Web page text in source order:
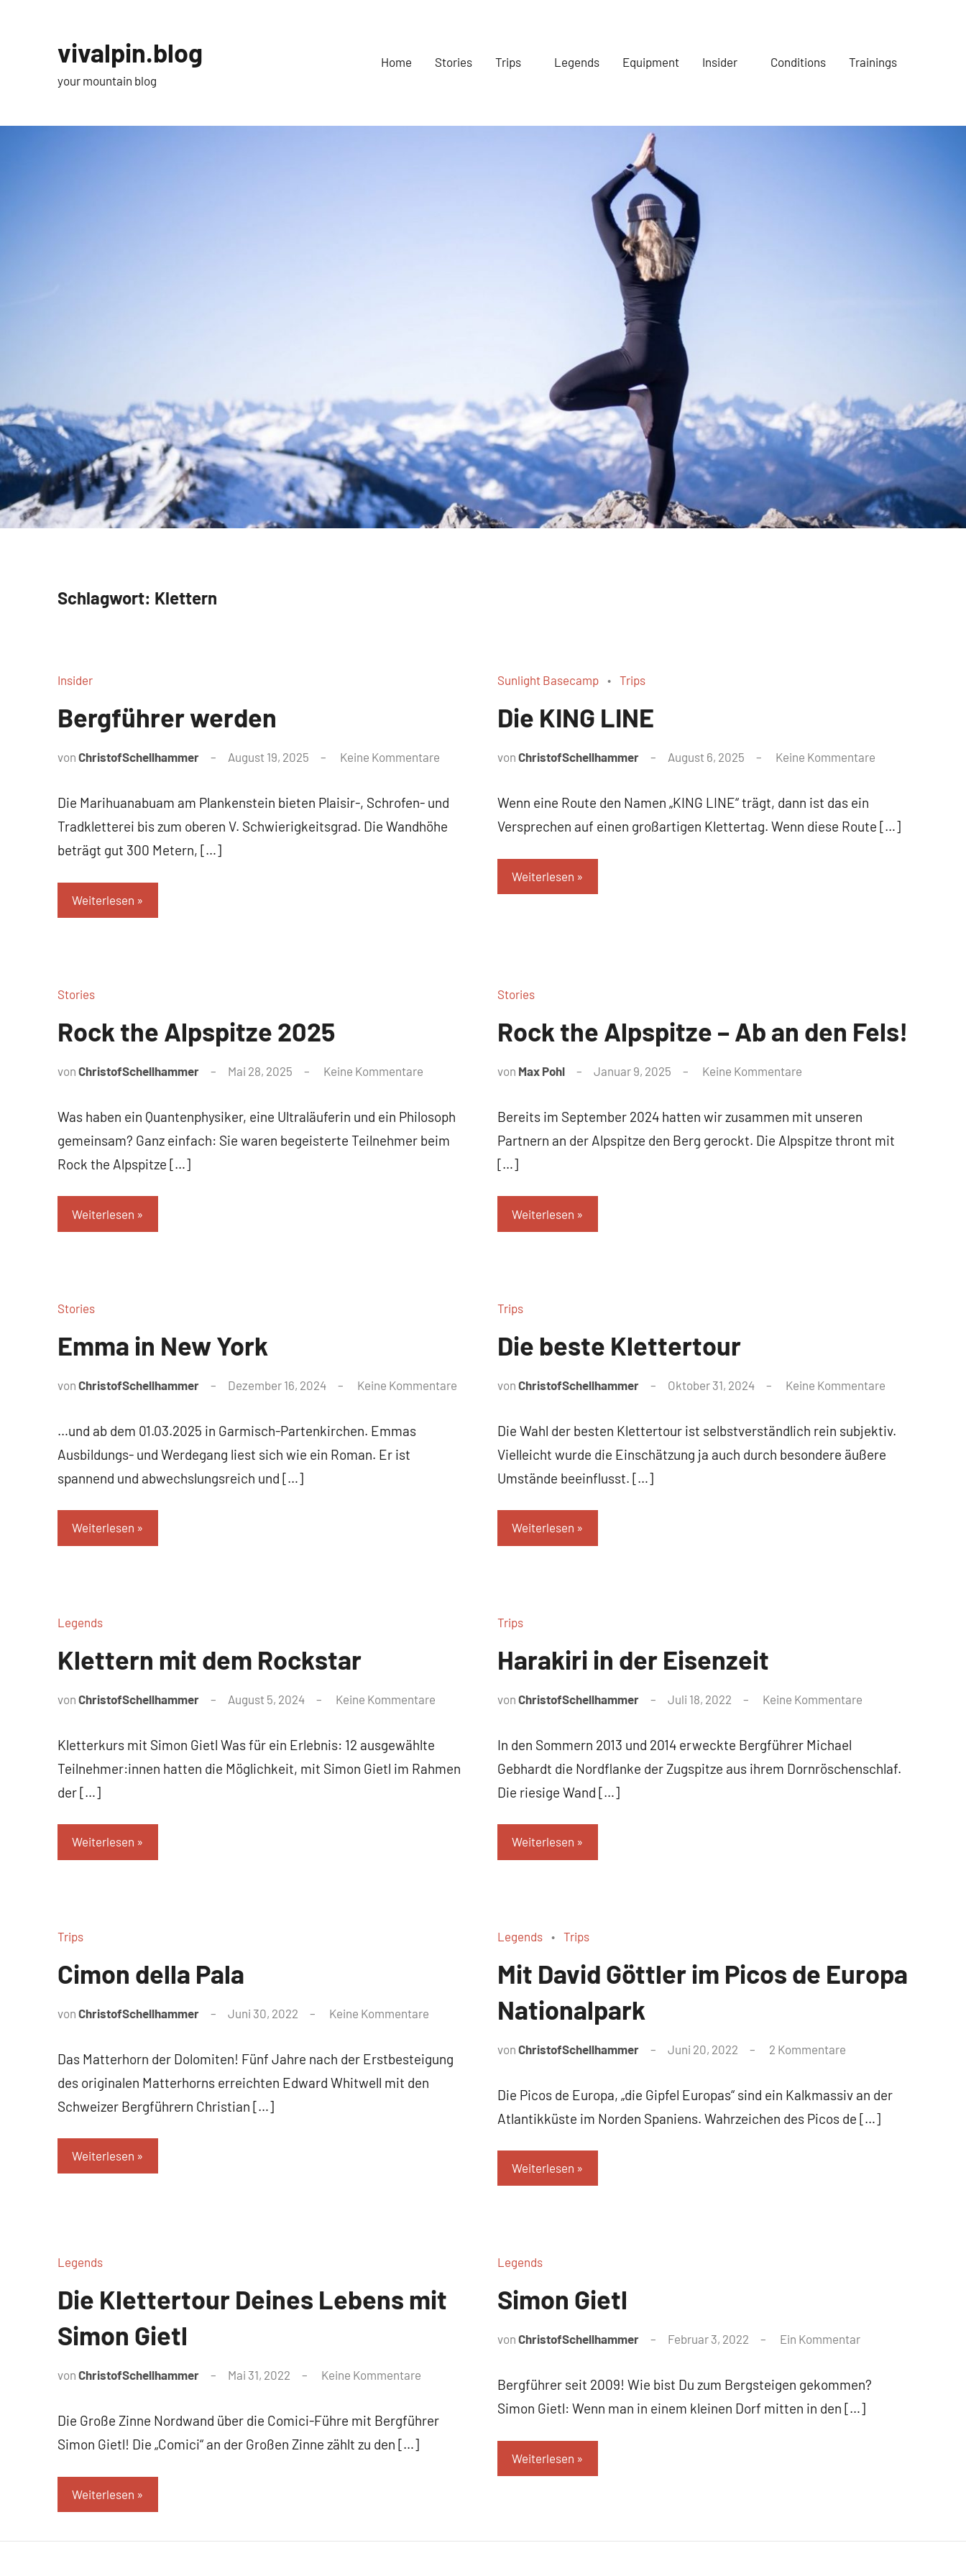
vivalpin.blog
your mountain blog
Home Stories Trips Legends Equipment Insider Conditions Trainings
Schlagwort: Klettern
Insider
Bergführer werden
von ChristofSchellhammer August 19, 2025 Keine Kommentare
Die Marihuanabuam am Plankenstein bieten Plaisir-, Schrofen- und
Tradkletterei bis zum oberen V. Schwierigkeitsgrad. Die Wandhöhe
beträgt gut 300 Metern, […]
Weiterlesen
Sunlight Basecamp Trips
Die KING LINE
von ChristofSchellhammer August 6, 2025 Keine Kommentare
Wenn eine Route den Namen „KING LINE“ trägt, dann ist das ein
Versprechen auf einen großartigen Klettertag. Wenn diese Route […]
Weiterlesen
Stories
Rock the Alpspitze 2025
von ChristofSchellhammer Mai 28, 2025 Keine Kommentare
Was haben ein Quantenphysiker, eine Ultraläuferin und ein Philosoph
gemeinsam? Ganz einfach: Sie waren begeisterte Teilnehmer beim
Rock the Alpspitze […]
Weiterlesen
Stories
Rock the Alpspitze – Ab an den Fels!
von Max Pohl Januar 9, 2025 Keine Kommentare
Bereits im September 2024 hatten wir zusammen mit unseren
Partnern an der Alpspitze den Berg gerockt. Die Alpspitze thront mit
[…]
Weiterlesen
Stories
Emma in New York
von ChristofSchellhammer Dezember 16, 2024 Keine Kommentare
…und ab dem 01.03.2025 in Garmisch-Partenkirchen. Emmas
Ausbildungs- und Werdegang liest sich wie ein Roman. Er ist
spannend und abwechslungsreich und […]
Weiterlesen
Trips
Die beste Klettertour
von ChristofSchellhammer Oktober 31, 2024 Keine Kommentare
Die Wahl der besten Klettertour ist selbstverständlich rein subjektiv.
Vielleicht wurde die Einschätzung ja auch durch besondere äußere
Umstände beeinflusst. […]
Weiterlesen
Legends
Klettern mit dem Rockstar
von ChristofSchellhammer August 5, 2024 Keine Kommentare
Kletterkurs mit Simon Gietl Was für ein Erlebnis: 12 ausgewählte
Teilnehmer:innen hatten die Möglichkeit, mit Simon Gietl im Rahmen
der […]
Weiterlesen
Trips
Harakiri in der Eisenzeit
von ChristofSchellhammer Juli 18, 2022 Keine Kommentare
In den Sommern 2013 und 2014 erweckte Bergführer Michael
Gebhardt die Nordflanke der Zugspitze aus ihrem Dornröschenschlaf.
Die riesige Wand […]
Weiterlesen
Trips
Cimon della Pala
von ChristofSchellhammer Juni 30, 2022 Keine Kommentare
Das Matterhorn der Dolomiten! Fünf Jahre nach der Erstbesteigung
des originalen Matterhorns erreichten Edward Whitwell mit den
Schweizer Bergführern Christian […]
Weiterlesen
Legends Trips
Mit David Göttler im Picos de Europa
Nationalpark
von ChristofSchellhammer Juni 20, 2022 2 Kommentare
Die Picos de Europa, „die Gipfel Europas“ sind ein Kalkmassiv an der
Atlantikküste im Norden Spaniens. Wahrzeichen des Picos de […]
Weiterlesen
Legends
Die Klettertour Deines Lebens mit
Simon Gietl
von ChristofSchellhammer Mai 31, 2022 Keine Kommentare
Die Große Zinne Nordwand über die Comici-Führe mit Bergführer
Simon Gietl! Die „Comici“ an der Großen Zinne zählt zu den […]
Weiterlesen
Legends
Simon Gietl
von ChristofSchellhammer Februar 3, 2022 Ein Kommentar
Bergführer seit 2009! Wie bist Du zum Bergsteigen gekommen?
Simon Gietl: Wenn man in einem kleinen Dorf mitten in den […]
Weiterlesen